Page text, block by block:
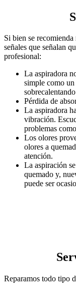
Si bien se recomienda
señales que señalan
profesional:
La aspiradora
simple como un
Pérdida de
La aspiradora
vibración.
problemas
Los olores
olores a
atención.
La aspiración
quemado y,
puede ser
Reparamos todo tipo